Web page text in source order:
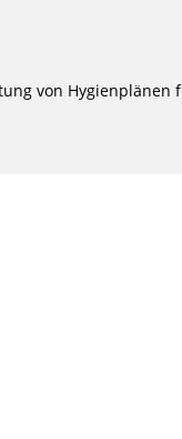
von Hygienplänen